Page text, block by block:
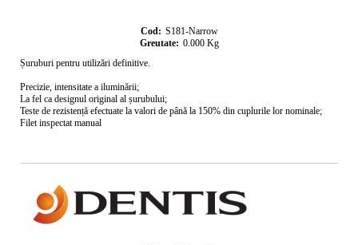
Cod: S181-Narrow
Greutate: 0.000 Kg
Șuruburi pentru utilizări definitive.
Precizie, intensitate a iluminării;
La fel ca designul original al șurubului;
Teste de rezistență efectuate la valori de până la 150% din cuplurile lor nominale;
Filet inspectat manual